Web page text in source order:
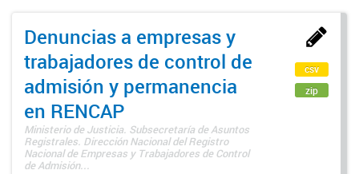
Denuncias a empresas y
trabajadores de control de
admisión y permanencia
en RENCAP
Ministerio de Justicia. Subsecretaría de Asuntos
Registrales. Dirección Nacional del Registro
Nacional de Empresas y Trabajadores de Control
de Admisión...
csv
zip